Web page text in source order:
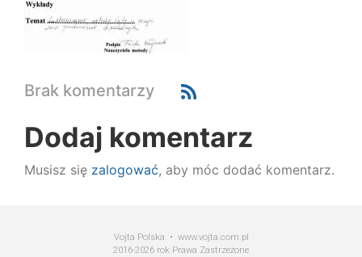
Brak komentarzy
Dodaj komentarz
Musisz się zalogować, aby móc dodać komentarz.
Vojta Polska • www.vojta.com.pl
2016-2026 rok Prawa Zastrzeżone